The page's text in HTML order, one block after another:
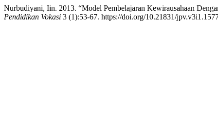
Nurbudiyani, Iin. 2013. “Model Pembelajaran Kewirausahaan
Pendidikan Vokasi 3 (1):53-67. https://doi.org/10.21831/